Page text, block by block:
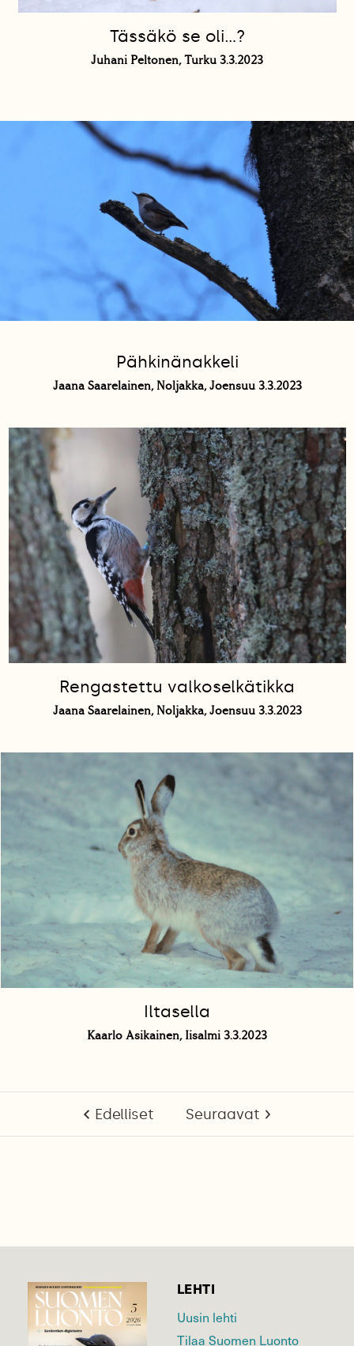
Tässäkö se oli…?
Juhani Peltonen, Turku 3.3.2023
Pähkinänakkeli
Jaana Saarelainen, Noljakka, Joensuu 3.3.2023
Rengastettu valkoselkätikka
Jaana Saarelainen, Noljakka, Joensuu 3.3.2023
Iltasella
Kaarlo Asikainen, Iisalmi 3.3.2023
Edelliset Seuraavat
LEHTI
Uusin lehti
Tilaa Suomen Luonto